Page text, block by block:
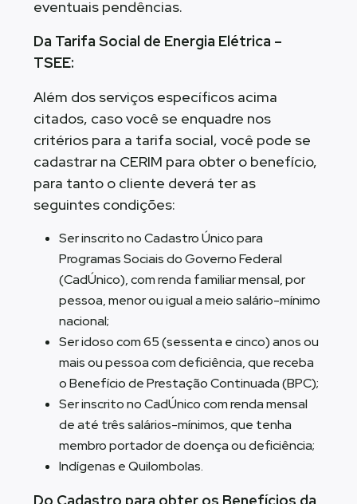
eventuais pendências.
Da Tarifa Social de Energia Elétrica –
TSEE:
Além dos serviços específicos acima
citados, caso você se enquadre nos
critérios para a tarifa social, você pode se
cadastrar na CERIM para obter o benefício,
para tanto o cliente deverá ter as
seguintes condições:
Ser inscrito no Cadastro Único para
Programas Sociais do Governo Federal
(CadÚnico), com renda familiar mensal, por
pessoa, menor ou igual a meio salário-mínimo
nacional;
Ser idoso com 65 (sessenta e cinco) anos ou
mais ou pessoa com deficiência, que receba
o Benefício de Prestação Continuada (BPC);
Ser inscrito no CadÚnico com renda mensal
de até três salários-mínimos, que tenha
membro portador de doença ou deficiência;
Indígenas e Quilombolas.